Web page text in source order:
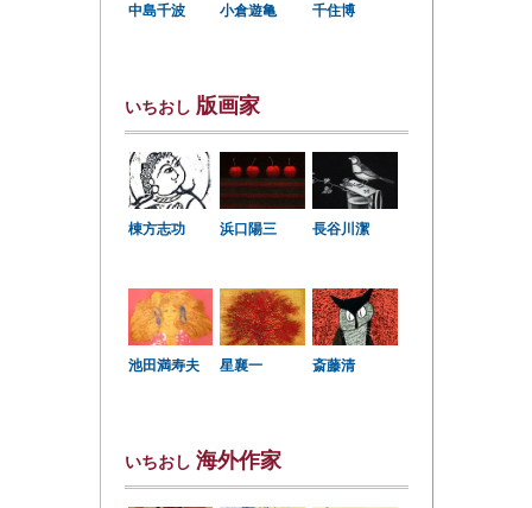
中島千波 小倉遊亀 千住博
いちおし 版画家
棟方志功 浜口陽三 長谷川潔
池田満寿夫 星襄一 斎藤清
いちおし 海外作家